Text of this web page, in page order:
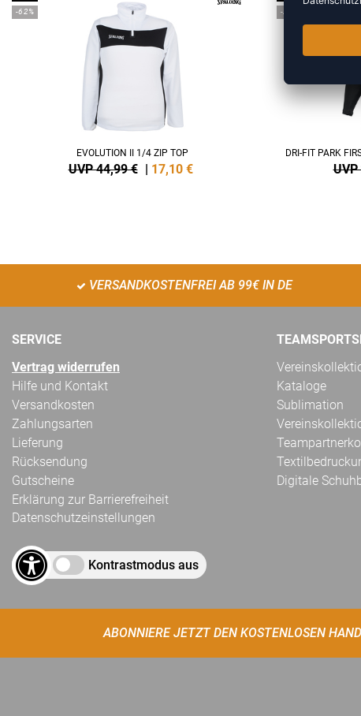
-62%
EVOLUTION II 1/4 ZIP TOP
UVP 44,99 € | 17,10 €
-25%
DRI-FIT PARK
VERSANDKOSTENFREI AB 99€ IN DE
SERVICE
Vertrag widerrufen
Hilfe und Kontakt
Versandkosten
Zahlungsarten
Lieferung
Rücksendung
Gutscheine
Erklärung zur Barrierefreiheit
Datenschutzeinstellungen
Kontrastmodus aus
Kataloge
Sublimation
Digitale
ABONNIERE JETZT DEN KOSTENLOSEN